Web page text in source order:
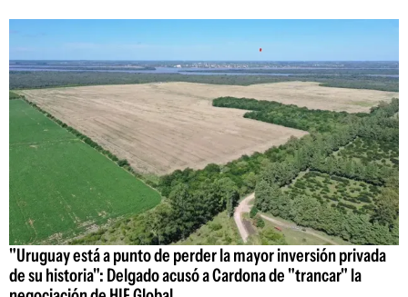
"Uruguay está a punto de perder la mayor inversión privada
de su historia": Delgado acusó a Cardona de "trancar" la